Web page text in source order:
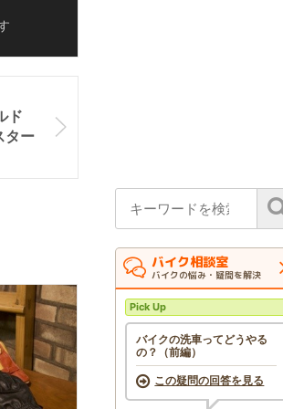
ド
ター
バイク相談室
バイクの悩み・疑問を解決
Pick Up
バイクの洗車ってどうやる
の？（前編）
この疑問の回答を見る